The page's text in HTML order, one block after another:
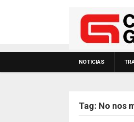
NOTICIAS
Tag: No nos